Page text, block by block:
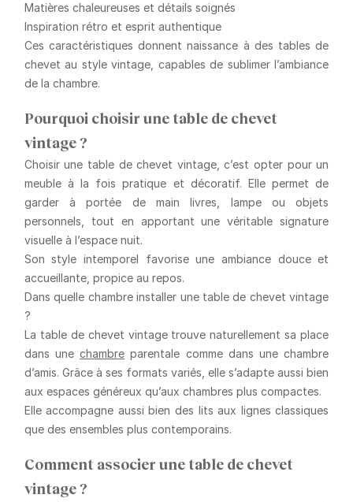
Matières chaleureuses et détails soignés
Inspiration rétro et esprit authentique
Ces caractéristiques donnent naissance à des tables de
chevet au style vintage, capables de sublimer l’ambiance
de la chambre.
Pourquoi choisir une table de chevet
vintage ?
Choisir une table de chevet vintage, c’est opter pour un
meuble à la fois pratique et décoratif. Elle permet de
garder à portée de main livres, lampe ou objets
personnels, tout en apportant une véritable signature
visuelle à l’espace nuit.
Son style intemporel favorise une ambiance douce et
accueillante, propice au repos.
Dans quelle chambre installer une table de chevet vintage
?
La table de chevet vintage trouve naturellement sa place
dans unechambre parentale comme dans une chambre
d’amis. Grâce à ses formats variés, elle s’adapte aussi bien
aux espaces généreux qu’aux chambres plus compactes.
Elle accompagne aussi bien des lits aux lignes classiques
que des ensembles plus contemporains.
Comment associer une table de chevet
vintage ?